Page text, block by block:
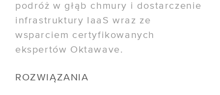
podróż w głąb chmury i dostarczenie
infrastruktury IaaS wraz ze
wsparciem certyfikowanych
ekspertów Oktawave.
ROZWIĄZANIA